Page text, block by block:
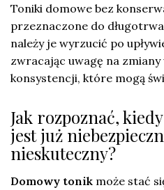
Toniki domowe bez
przeznaczone do
należy je wyrzucić po
zwracając uwagę na
konsystencji, które mogą
Jak rozpoznać,
jest już
nieskuteczny?
Domowy tonik może stać